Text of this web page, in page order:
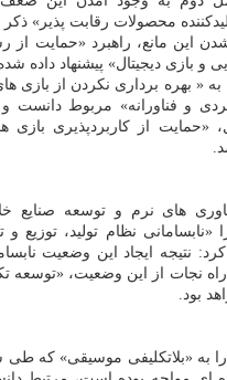
محصولات رقابت پذیر» ذکر
این مانع، راهبرد «حمایت از
و بازی دیجیتال» پیشنهاد داده
« بهره برداری نکردن از بازی های
و فناورانه» مربوط دانست و
از کاربردپذیری بازی
های نرم و توسعه صنایع
نظام تولید، توزیع و
نتیجه ایجاد این وضعیت
نجات از این وضعیت، «توسعه
بود.
«بلاتکلیفی موسیقی» که طی